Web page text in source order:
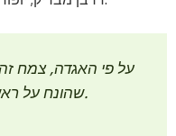
על פי האגדה, צמח
שהונח על ראשו של ישוע המשיח.